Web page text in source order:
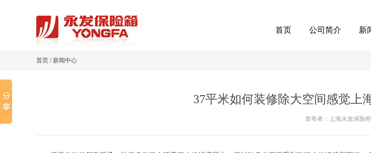
首页 公司简介 新
首页 / 新闻中心
37平米如何装修除大空间感觉上
发布者：上海永发保险柜